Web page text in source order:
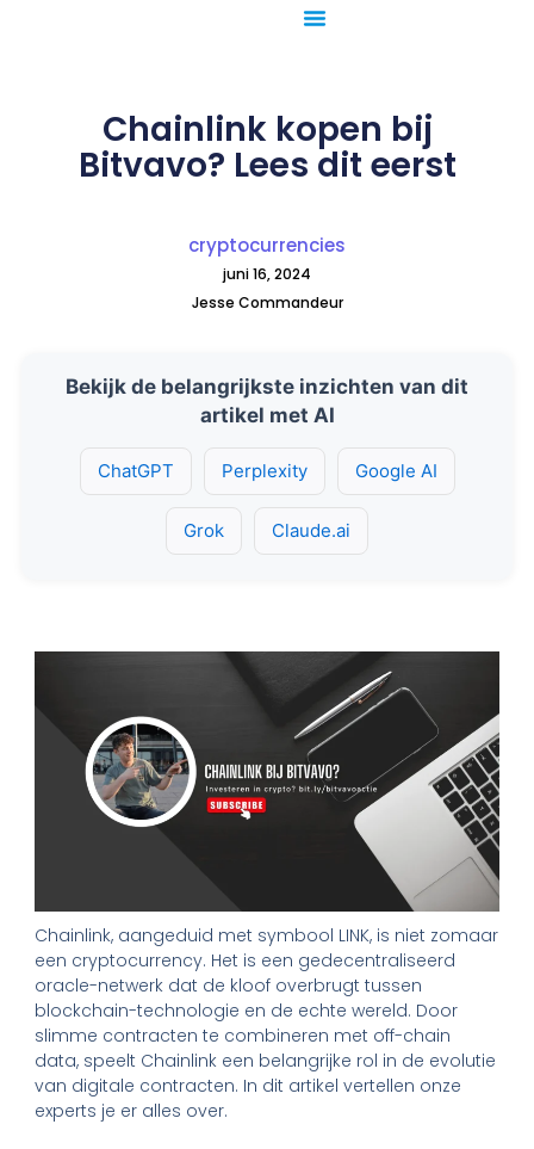
Chainlink kopen bij
Bitvavo? Lees dit eerst
cryptocurrencies
juni 16, 2024
Jesse Commandeur
Bekijk de belangrijkste inzichten van dit
artikel met AI
ChatGPT Perplexity Google AI
Grok Claude.ai
Chainlink, aangeduid met symbool LINK, is niet zomaar
een cryptocurrency. Het is een gedecentraliseerd
oracle-netwerk dat de kloof overbrugt tussen
blockchain-technologie en de echte wereld. Door
slimme contracten te combineren met off-chain
data, speelt Chainlink een belangrijke rol in de evolutie
van digitale contracten. In dit artikel vertellen onze
experts je er alles over.